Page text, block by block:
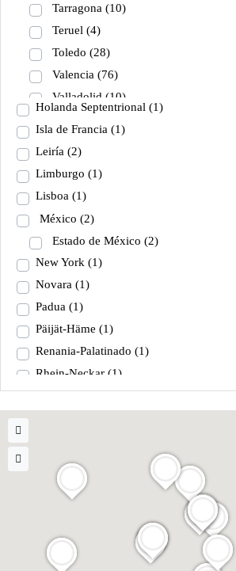
Tarragona (10)
Teruel (4)
Toledo (28)
Valencia (76)
Valladolid (10)
Holanda Septentrional (1)
Isla de Francia (1)
Leiría (2)
Limburgo (1)
Lisboa (1)
México (2)
Estado de México (2)
New York (1)
Novara (1)
Padua (1)
Päijät-Häme (1)
Renania-Palatinado (1)
Rhein-Neckar (1)
Ródano-Alpes(2)
Vila Nova de Gaia